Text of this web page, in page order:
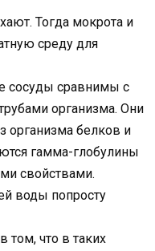
Тогда мокрота и
среду для
сосуды сравнимы с
организма. Они
белков и
гамма-глобулины
свойствами.
воды попросту
что в таких